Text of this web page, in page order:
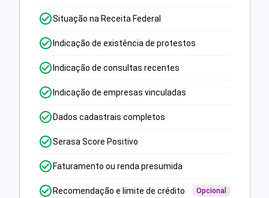
Situação na Receita Federal
Indicação de existência de protestos
Indicação de consultas recentes
Indicação de empresas vinculadas
Dados cadastrais completos
Serasa Score Positivo
Faturamento ou renda presumida
Recomendação e limite de crédito Opcional